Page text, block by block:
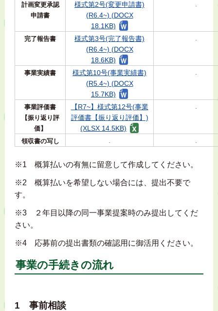
計画変更承認
申請書
様式第2号(変更申請書)
(R6.4~) (DOCX
18.1KB)
-
完了報告書
様式第3号(完了報告書)
(R6.4~) (DOCX
18.6KB)
-
事業実績書
様式第10号(事業実績書)
(R5.4~) (DOCX
15.7KB)
-
事業評価書
【振り返り評
価】
【R7~】様式第12号(事業
評価書【振り返り評価】)
(XLSX 14.5KB)
-
領収書の写し - -
※1 概算払いの有無に留意して作成してください。
※2 概算払いを希望しない場合には、提出不要で
す。
※3 ２年目以降の同一事業提案時のみ提出してくだ
さい。
※4 応募前の提出書類の確認用に御活用ください。
事業の手続きの流れ
1 事前相談